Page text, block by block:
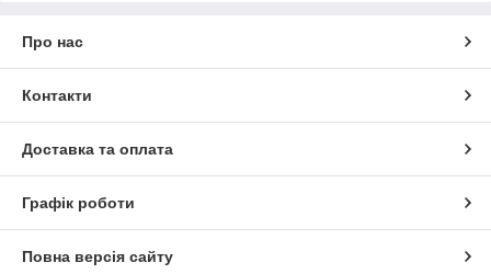
Про нас
Контакти
Доставка та оплата
Графік роботи
Повна версія сайту